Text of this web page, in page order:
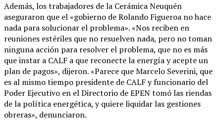
Además, los trabajadores de la Cerámica Neuquén
aseguraron que el «gobierno de Rolando Figueroa no hace
nada para solucionar el problema». «Nos reciben en
reuniones estériles que no resuelven nada, pero no toman
ninguna acción para resolver el problema, que no es más
que instar a CALF a que reconecte la energía y acepte un
plan de pagos», dijeron. «Parece que Marcelo Severini, que
es al mismo tiempo presidente de CALF y funcionario del
Poder Ejecutivo en el Directorio de EPEN tomó las riendas
de la política energética, y quiere liquidar las gestiones
obreras», denunciaron.